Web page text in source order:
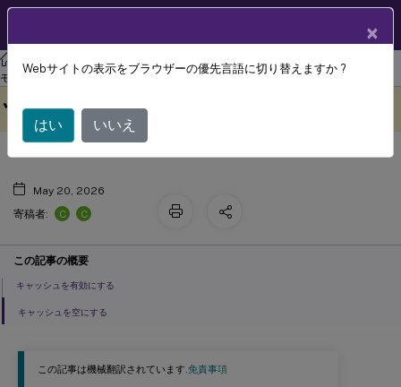
XenAppおよびXenDesktop
XenAppおよびXenDesktop 7.15 LTSR
モニター
この記事は機械翻訳されています.免責事項
翻訳されています。
記録されたセッションファイルのキャ
ッシュ
May 20, 2026
寄稿者:
C C
この記事の概要
キャッシュを有効にする
キャッシュを空にする
×
Webサイトの表示をブラウザーの優先言語に切り替えますか ?
はい いいえ